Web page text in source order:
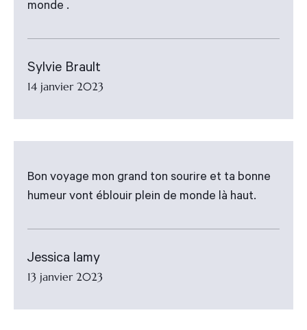
monde .
Sylvie Brault
14 janvier 2023
Bon voyage mon grand ton sourire et ta bonne
humeur vont éblouir plein de monde là haut.
Jessica lamy
13 janvier 2023